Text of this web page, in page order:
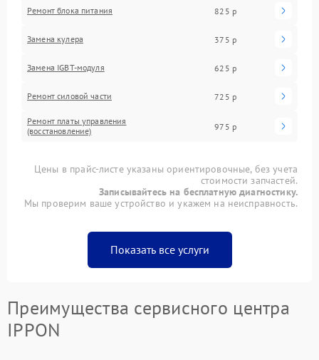
Ремонт блока питания 825 р
Замена кулера 375 р
Замена IGBT-модуля 625 р
Ремонт силовой части 725 р
Ремонт платы управления
(восстановление)
975 р
Цены в прайс-листе указаны ориентировочные, без учета
стоимости запчастей.
Записывайтесь на бесплатную диагностику.
Мы проверим ваше устройство и укажем на неисправность.
Показать все услуги
Преимущества сервисного центра
IPPON